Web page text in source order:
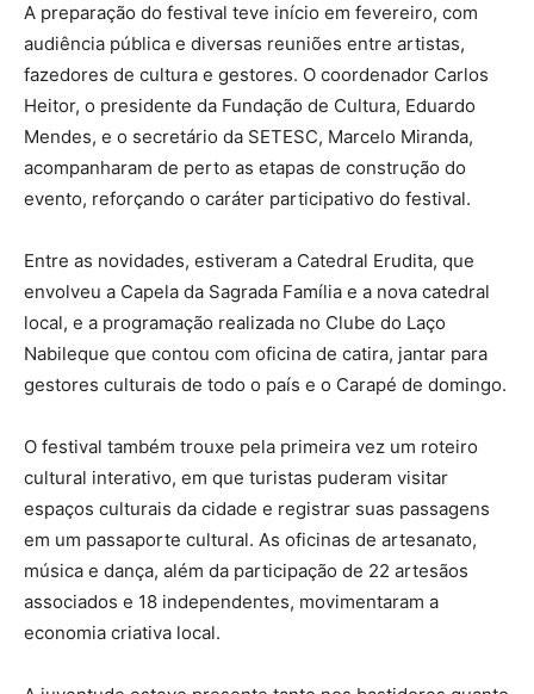
A preparação do festival teve início em fevereiro, com
audiência pública e diversas reuniões entre artistas,
fazedores de cultura e gestores. O coordenador Carlos
Heitor, o presidente da Fundação de Cultura, Eduardo
Mendes, e o secretário da SETESC, Marcelo Miranda,
acompanharam de perto as etapas de construção do
evento, reforçando o caráter participativo do festival.
Entre as novidades, estiveram a Catedral Erudita, que
envolveu a Capela da Sagrada Família e a nova catedral
local, e a programação realizada no Clube do Laço
Nabileque que contou com oficina de catira, jantar para
gestores culturais de todo o país e o Carapé de domingo.
O festival também trouxe pela primeira vez um roteiro
cultural interativo, em que turistas puderam visitar
espaços culturais da cidade e registrar suas passagens
em um passaporte cultural. As oficinas de artesanato,
música e dança, além da participação de 22 artesãos
associados e 18 independentes, movimentaram a
economia criativa local.